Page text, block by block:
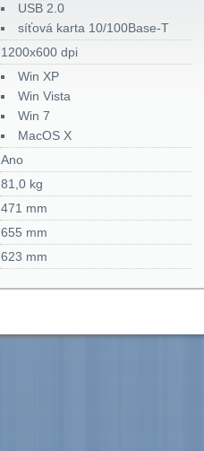
USB 2.0
síťová karta 10/100Base-T
1200x600 dpi
Win XP
Win Vista
Win 7
MacOS X
Ano
81,0 kg
471 mm
655 mm
623 mm